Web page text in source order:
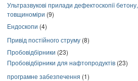
Ультразвукові прилади дефектоскопії бетону,
товщиноміри (9)
Ендоскопи (4)
Привід постійного струму (8)
Пробовідбірники (23)
Пробовідбірники для нафтопродуктів (23)
програмне забезпечення (1)